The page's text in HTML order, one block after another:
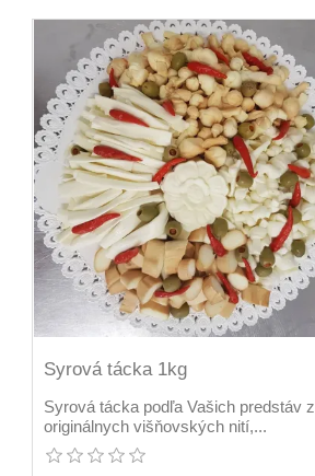
Syrová tácka 1kg
Syrová tácka podľa Vašich predstáv z
originálnych višňovských nití,...